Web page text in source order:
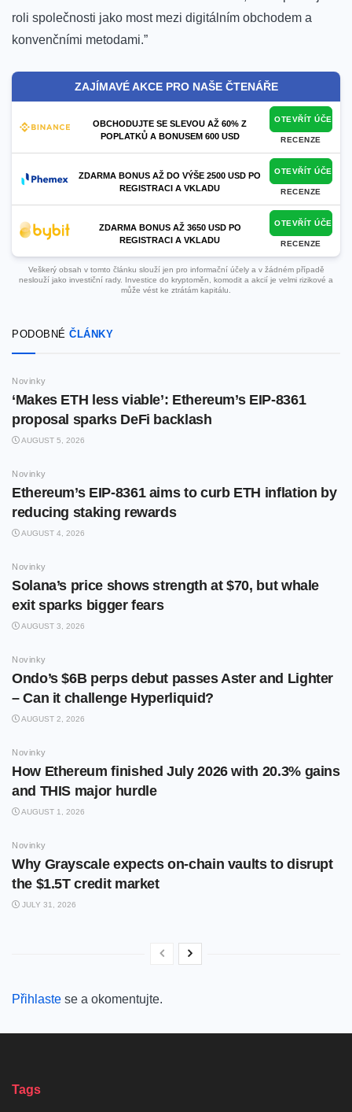
roli společnosti jako most mezi digitálním obchodem a
konvenčními metodami.”
ZAJÍMAVÉ AKCE PRO NAŠE ČTENÁŘE
OBCHODUJTE SE SLEVOU AŽ 60% Z
POPLATKŮ A BONUSEM 600 USD
OTEVŘÍT ÚČET
RECENZE
ZDARMA BONUS AŽ DO VÝŠE 2500 USD PO
REGISTRACI A VKLADU
OTEVŘÍT ÚČET
RECENZE
ZDARMA BONUS AŽ 3650 USD PO
REGISTRACI A VKLADU
OTEVŘÍT ÚČET
RECENZE
Veškerý obsah v tomto článku slouží jen pro informační účely a v žádném případě
neslouží jako investiční rady. Investice do kryptoměn, komodit a akcií je velmi rizikové a
může vést ke ztrátám kapitálu.
PODOBNÉ ČLÁNKY
Novinky
‘Makes ETH less viable’: Ethereum’s EIP-8361
proposal sparks DeFi backlash
AUGUST 5, 2026
Novinky
Ethereum’s EIP-8361 aims to curb ETH inflation by
reducing staking rewards
AUGUST 4, 2026
Novinky
Solana’s price shows strength at $70, but whale
exit sparks bigger fears
AUGUST 3, 2026
Novinky
Ondo’s $6B perps debut passes Aster and Lighter
– Can it challenge Hyperliquid?
AUGUST 2, 2026
Novinky
How Ethereum finished July 2026 with 20.3% gains
and THIS major hurdle
AUGUST 1, 2026
Novinky
Why Grayscale expects on-chain vaults to disrupt
the $1.5T credit market
JULY 31, 2026
Přihlaste se a okomentujte.
Tags